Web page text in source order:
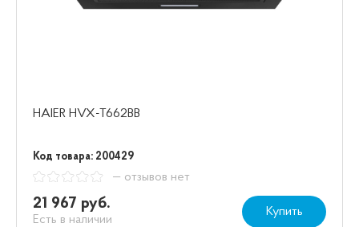
HAIER HVX-T662BB
Код товара: 200429
— отзывов нет
21 967 руб.
Есть в наличии
Купить